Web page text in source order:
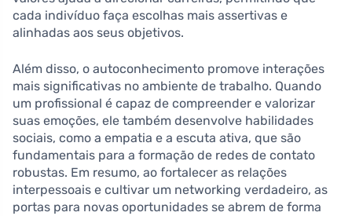
cada indivíduo faça escolhas mais assertivas e
alinhadas aos seus objetivos.
Além disso, o autoconhecimento promove interações
mais significativas no ambiente de trabalho. Quando
um profissional é capaz de compreender e valorizar
suas emoções, ele também desenvolve habilidades
sociais, como a empatia e a escuta ativa, que são
fundamentais para a formação de redes de contato
robustas. Em resumo, ao fortalecer as relações
interpessoais e cultivar um networking verdadeiro, as
portas para novas oportunidades se abrem de forma